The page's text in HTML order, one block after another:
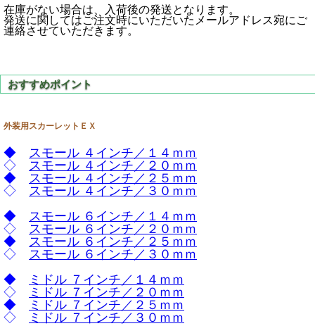
在庫がない場合は、入荷後の発送となります。
発送に関してはご注文時にいただいたメールアドレス宛にご
連絡させていただきます。
外装用スカーレットＥＸ
◆ スモール ４インチ／１４ｍｍ
◇ スモール ４インチ／２０ｍｍ
◆ スモール ４インチ／２５ｍｍ
◇ スモール ４インチ／３０ｍｍ
◆ スモール ６インチ／１４ｍｍ
◇ スモール ６インチ／２０ｍｍ
◆ スモール ６インチ／２５ｍｍ
◇ スモール ６インチ／３０ｍｍ
◆
ミドル ７インチ／１４ｍｍ
◇
ミドル ７インチ／２０ｍｍ
◆
ミドル ７インチ／２５ｍｍ
◇
ミドル ７インチ／３０ｍｍ